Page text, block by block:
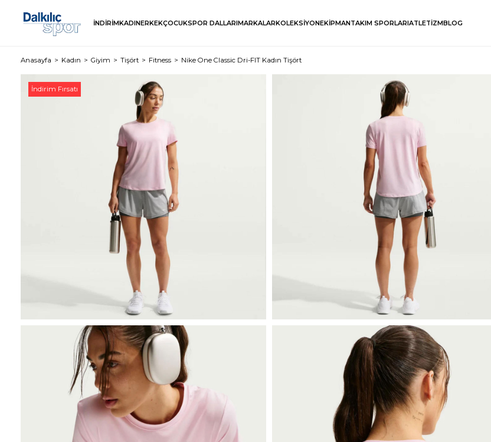
İNDİRİMKADINERKEKÇOCUKSPOR DALLARIMARKALARKOLEKSİYONEKİPMANTAKIM SPORLARIATLETİZMBLOG
Anasayfa Kadın Giyim Tişört Fitness Nike One Classic Dri-FIT Kadın Tişört
İndirim Fırsatı